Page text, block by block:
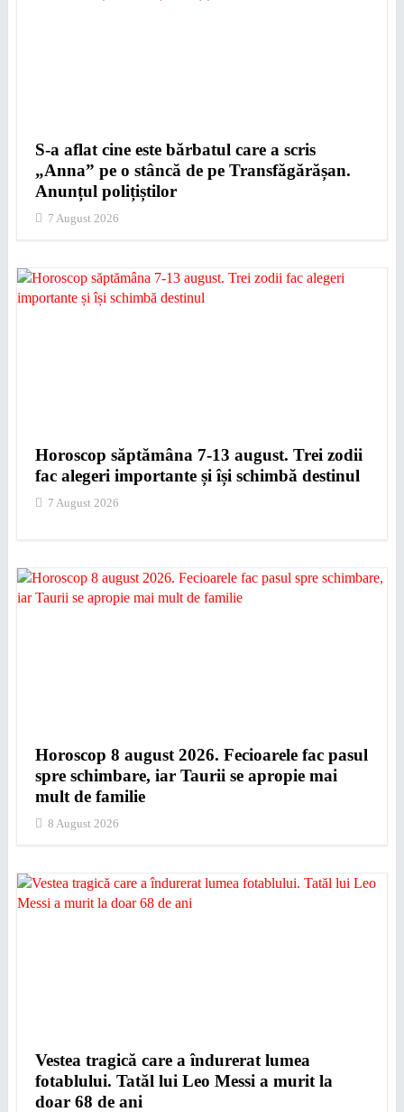
S-a aflat cine este bărbatul care a scris
„Anna” pe o stâncă de pe Transfăgărășan.
Anunțul polițiștilor
7 August 2026
Horoscop săptămâna 7-13 august. Trei zodii
fac alegeri importante și își schimbă destinul
7 August 2026
Horoscop 8 august 2026. Fecioarele fac pasul
spre schimbare, iar Taurii se apropie mai
mult de familie
8 August 2026
Vestea tragică care a îndurerat lumea
fotablului. Tatăl lui Leo Messi a murit la
doar 68 de ani